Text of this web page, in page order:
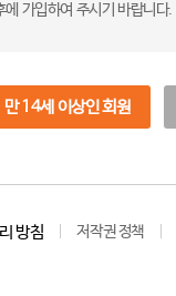
가입하여 주시기 바랍니다.
만 14세 이상인 회원
방침 저작권 정책